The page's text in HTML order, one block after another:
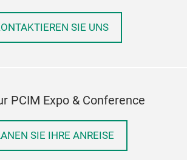
SIE UNS
PCIM Expo & Conference
SIE IHRE ANREISE